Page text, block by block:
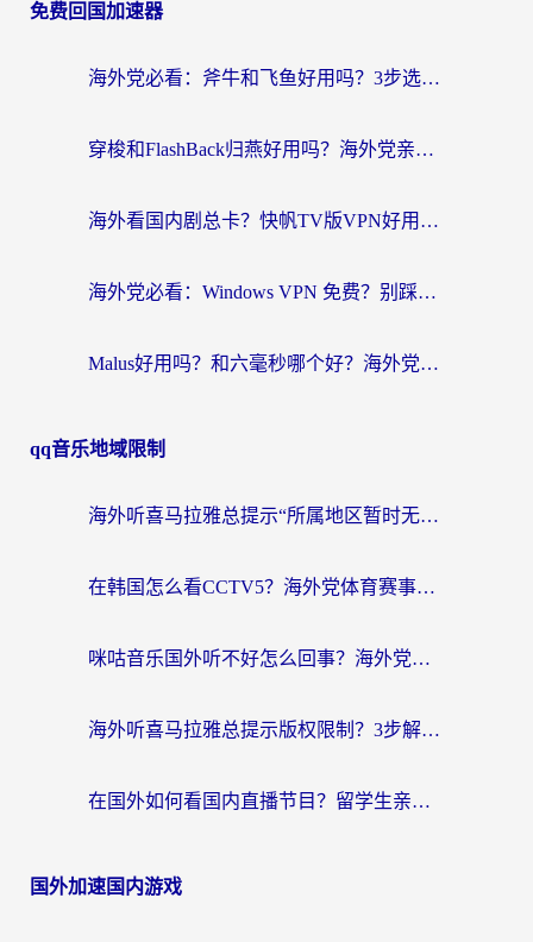
免费回国加速器
海外党必看：斧牛和飞鱼好用吗？3步选对回国加速器，无缝刷剧玩国服
穿梭和FlashBack归燕好用吗？海外党亲测3款热门回国加速器，教你选对不踩坑
海外看国内剧总卡？快帆TV版VPN好用吗？和快滚VPN对比哪个回国效果更好？
海外党必看：Windows VPN 免费？别踩坑！教你选对好用的国内加速器无缝回国
Malus好用吗？和六毫秒哪个好？海外党选回国加速器的避坑指南
qq音乐地域限制
海外听喜马拉雅总提示“所属地区暂时无版权”？这个限制解除方法亲测有效！
在韩国怎么看CCTV5？海外党体育赛事+中文解说观看终极指南
咪咕音乐国外听不好怎么回事？海外党听歌自由的终极解决方案来了
海外听喜马拉雅总提示版权限制？3步解决+2个音乐平台问题全攻略
在国外如何看国内直播节目？留学生亲测有效的追剧加速指南
国外加速国内游戏